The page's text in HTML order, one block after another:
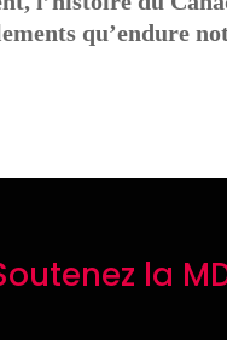
qu’endure
la